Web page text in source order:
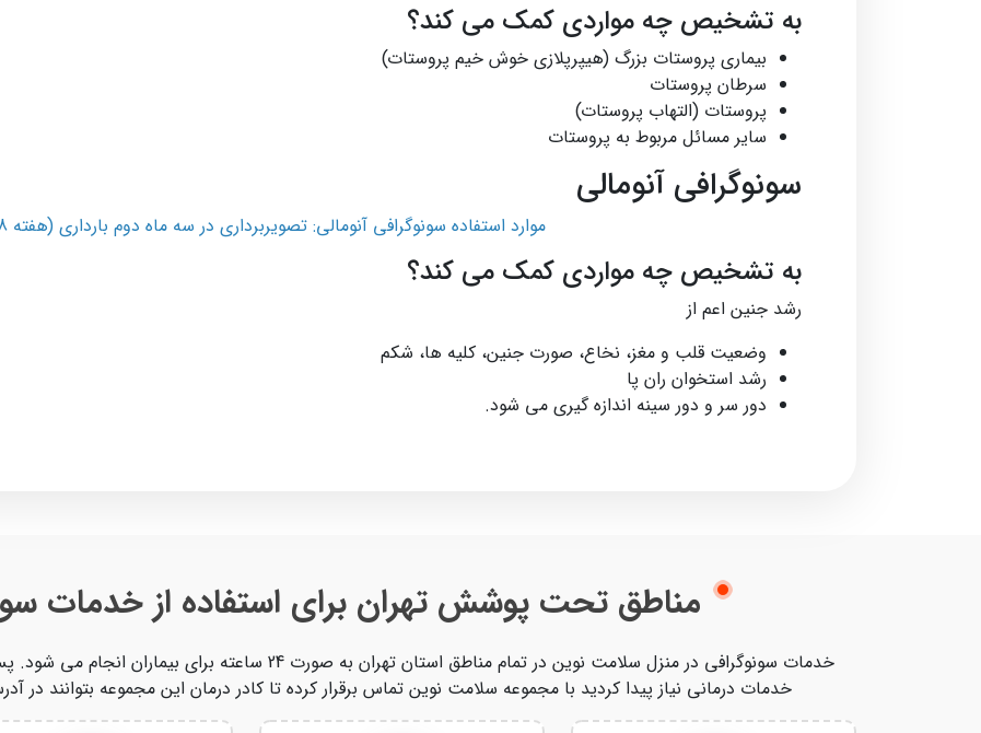
به تشخیص چه مواردی کمک می کند؟
بیماری پروستات بزرگ (هیپرپلازی خوش خیم پروستات)
سرطان پروستات
پروستات (التهاب پروستات)
سایر مسائل مربوط به پروستات
سونوگرافی آنومالی
موارد استفاده سونوگرافی آنومالی: تصویربرداری در سه ماه دوم بارداری (هفته 18 تا 22)
به تشخیص چه مواردی کمک می کند؟
رشد جنین اعم از
وضعیت قلب و مغز، نخاع، صورت جنین، کلیه ها، شکم
رشد استخوان ران پا
دور سر و دور سینه اندازه گیری می شود.
مناطق تحت پوشش تهران برای استفاده از خدمات
خدمات سونوگرافی در منزل سلامت نوین در تمام مناطق استان تهران
خدمات درمانی نیاز پیدا کردید با مجموعه سلامت نوین تماس برقرار کرده تا کادر درمان این مجموعه بتوانند